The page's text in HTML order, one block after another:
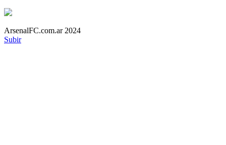
ArsenalFC.com.ar 2024
Subir